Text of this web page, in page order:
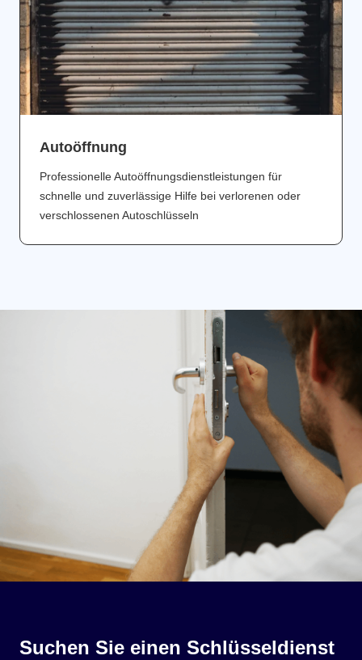
Аutoöffnung
Professionelle Autoöffnungsdienstleistungen für
schnelle und zuverlässige Hilfe bei verlorenen oder
verschlossenen Autoschlüsseln
Suchen Sie einen Schlüsseldienst